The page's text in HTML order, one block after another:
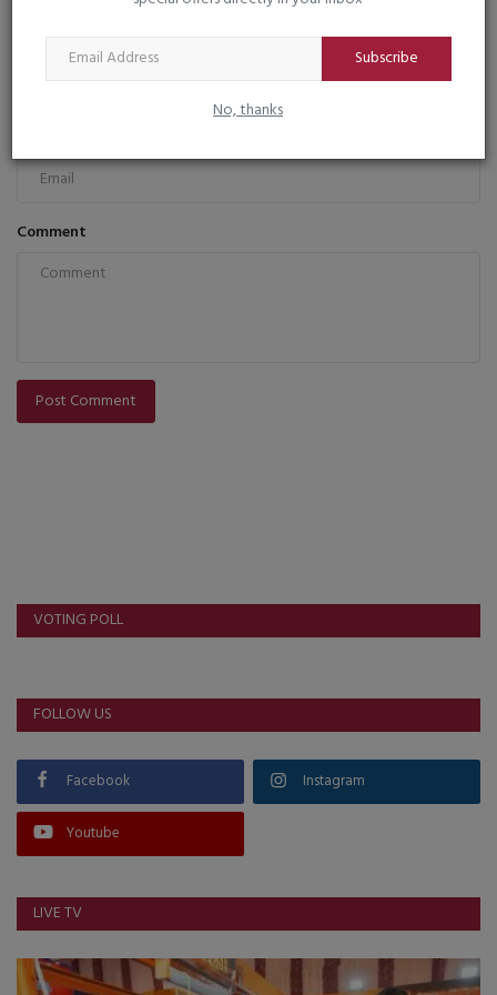
Subscribe
No, thanks
Name
Comment
Post Comment
VOTING POLL
FOLLOW US
Facebook Instagram
Youtube
LIVE TV